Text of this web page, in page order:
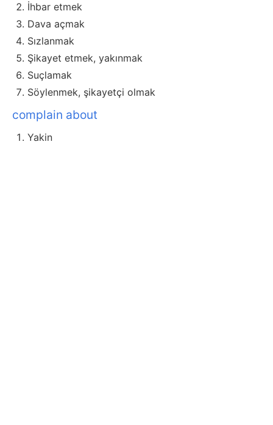
İhbar etmek
Dava açmak
Sızlanmak
Şikayet etmek, yakınmak
Suçlamak
Söylenmek, şikayetçi olmak
complain about
Yakin